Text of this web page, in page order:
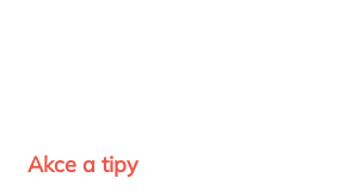
Akce a tipy